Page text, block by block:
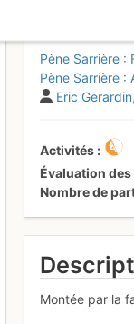
Pène Sarrière :
Pène Sarrière :
Eric Gerardin
Activités
Évaluation
Nombre de
Montée par la